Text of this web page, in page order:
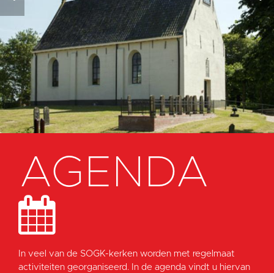
AGENDA
In veel van de SOGK-kerken worden met regelmaat
activiteiten georganiseerd. In de agenda vindt u hiervan